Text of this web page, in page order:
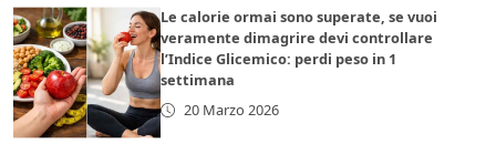
Le calorie ormai sono superate, se vuoi
veramente dimagrire devi controllare
l’Indice Glicemico: perdi peso in 1
settimana
20 Marzo 2026